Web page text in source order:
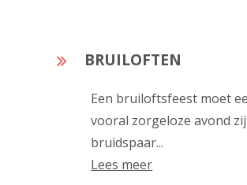
BRUILOFTEN
Een bruiloftsfeest moet
vooral zorgeloze avond
bruidspaar...
Lees meer